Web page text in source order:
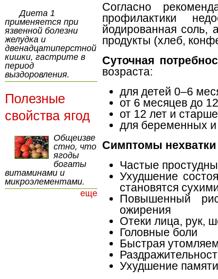
Согласно
профилактики
йодированная соль,
продукты (хлеб,
Суточная
возраста:
для детей 0–6
от 6 месяцев до
от 12 лет и
для беременных
Симптомы
Частые
Ухудшение
становятся
Повышенный
ожирения
Отеки лица, рук,
Головные боли
Быстрая
Ухудшение
Диета 1
применяется при
язвенной болезни
желудка и
двенадцатиперстной
кишки, гастрите в
период
выздоровления.
Полезные
свойства ягод
Общеизве
стно, что
ягоды
богаты
витаминами и
микроэлементами.
еще